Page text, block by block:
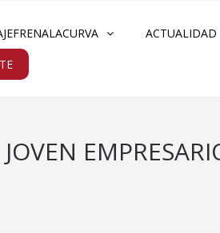
ACTUALIDAD